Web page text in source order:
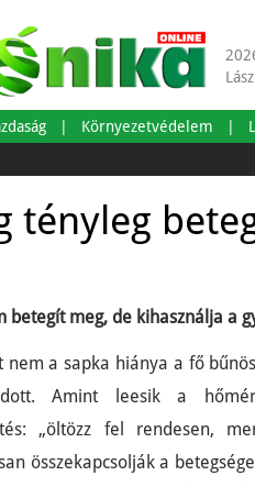
Környezetvédelem
tényleg
betegít meg, de kihasználja a
nem a sapka hiánya a fő
Amint leesik a
„öltözz fel rendesen,
összekapcsolják a